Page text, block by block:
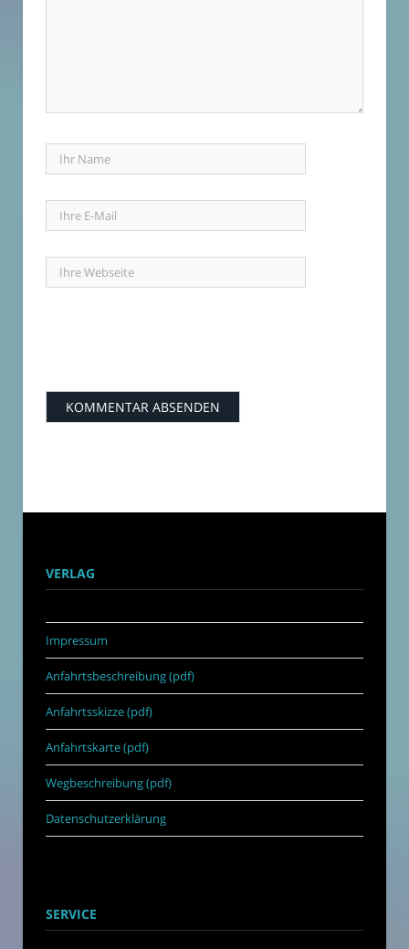
VERLAG
Impressum
Anfahrtsbeschreibung (pdf)
Anfahrtsskizze (pdf)
Anfahrtskarte (pdf)
Wegbeschreibung (pdf)
Datenschutzerklärung
SERVICE